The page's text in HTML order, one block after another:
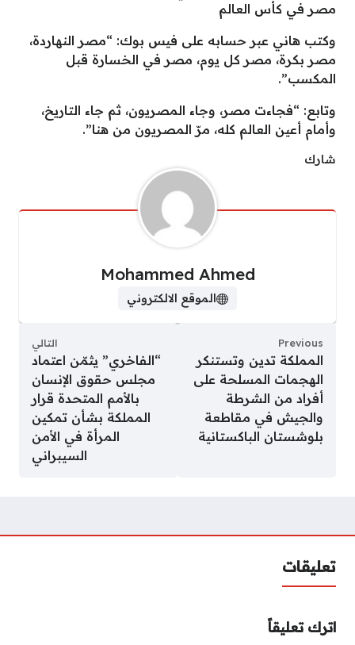
مصر في كأس العالم
وكتب هاني عبر حسابه على فيس بوك: “مصر النهاردة،
مصر بكرة، مصر كل يوم، مصر في الخسارة قبل
المكسب”.
وتابع: “فجاءت مصر، وجاء المصريون، ثم جاء التاريخ،
وأمام أعين العالم كله، مرّ المصريون من هنا”.
شارك
Mohammed Ahmed
الموقع الالكتروني
Previous
المملكة تدين وتستنكر
الهجمات المسلحة على
أفراد من الشرطة
والجيش في مقاطعة
بلوشستان الباكستانية
التالي
“الفاخري” يثمّن اعتماد
مجلس حقوق الإنسان
بالأمم المتحدة قرار
المملكة بشأن تمكين
المرأة في الأمن
السيبراني
تعليقات
اترك تعليقاً